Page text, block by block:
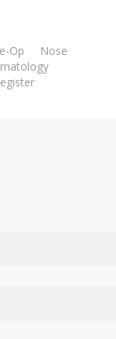
Op
Nose